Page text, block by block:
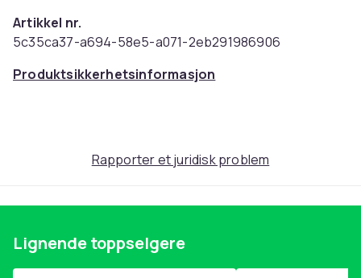
Artikkel nr.
5c35ca37-a694-58e5-a071-2eb291986906
Produktsikkerhetsinformasjon
Rapporter et juridisk problem
Lignende toppselgere